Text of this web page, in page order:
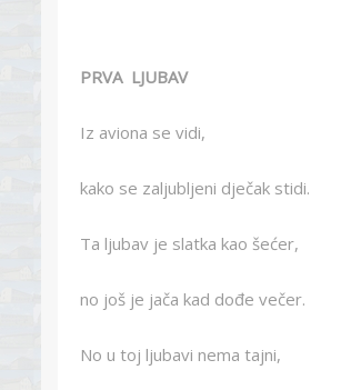
PRVA LJUBAV
Iz aviona se vidi,
kako se zaljubljeni dječak stidi.
Ta ljubav je slatka kao šećer,
no još je jača kad dođe večer.
No u toj ljubavi nema tajni,